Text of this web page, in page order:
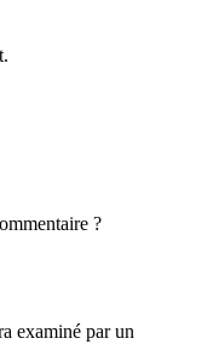
?
examiné par un